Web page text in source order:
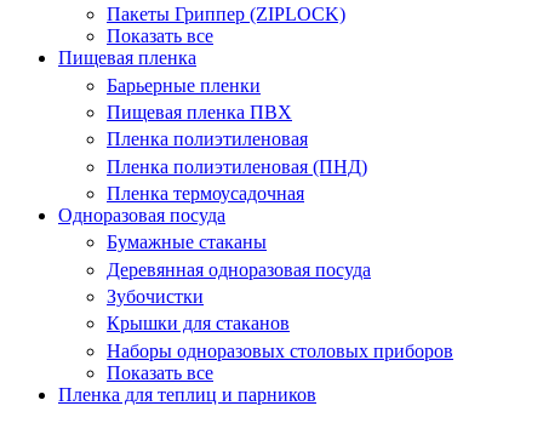
Пакеты Гриппер (ZIPLOCK)
Показать все
Пищевая пленка
Барьерные пленки
Пищевая пленка ПВХ
Пленка полиэтиленовая
Пленка полиэтиленовая (ПНД)
Пленка термоусадочная
Одноразовая посуда
Бумажные стаканы
Деревянная одноразовая посуда
Зубочистки
Крышки для стаканов
Наборы одноразовых столовых приборов
Показать все
Пленка для теплиц и парников